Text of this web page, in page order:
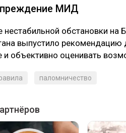
МИД
нестабильной обстановки на
выпустило
и объективно оценивать
паломничество